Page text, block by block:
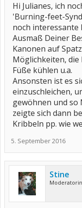
Hi Julianes, ich
'Burning-feet-
noch interessante
Ausmaß Deiner
Kanonen auf
Möglichkeiten, die
Füße kühlen u.a.
Ansonsten ist es
einzuschleichen,
gewöhnen und so
zeigte sich dann
Kribbeln pp. wie
5. September 2016
Stine